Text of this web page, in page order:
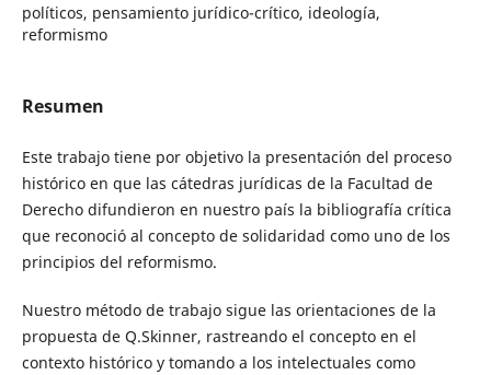
políticos, pensamiento jurídico-crítico, ideología,
reformismo
Resumen
Este trabajo tiene por objetivo la presentación del proceso
histórico en que las cátedras jurídicas de la Facultad de
Derecho difundieron en nuestro país la bibliografía crítica
que reconoció al concepto de solidaridad como uno de los
principios del reformismo.
Nuestro método de trabajo sigue las orientaciones de la
propuesta de Q.Skinner, rastreando el concepto en el
contexto histórico y tomando a los intelectuales como